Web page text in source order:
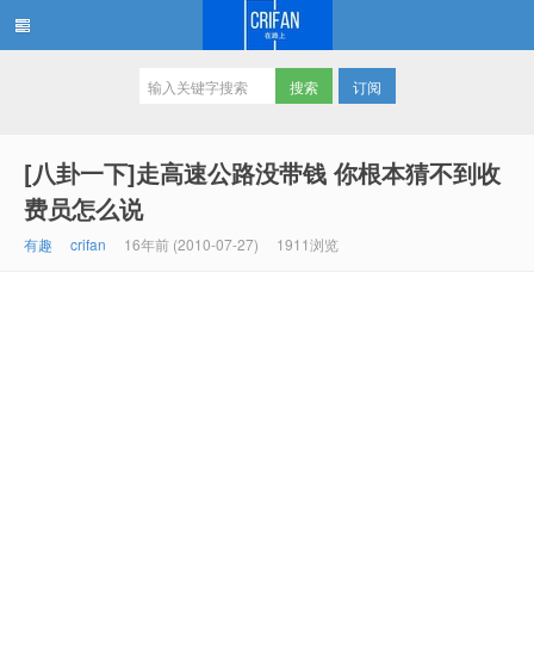
订阅
[八卦一下]走高速公路没带钱 你根本猜不到收
费员怎么说
有趣 crifan 16年前 (2010-07-27) 1911浏览